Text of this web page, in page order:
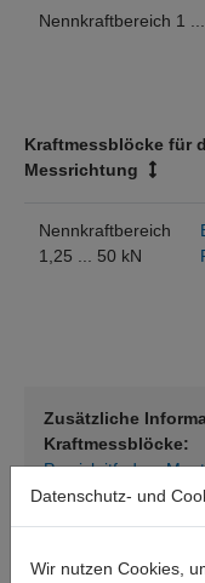
Nennkraftbereich 1
Kraftmessblöcke für
Messrichtung
Nennkraftbereich
1,25 ... 50 kN
Zusätzliche
Kraftmessblöcke:
Praxisleitfaden,
Anschlüsse,
Datenschutz- und
Wir nutzen Cookies,